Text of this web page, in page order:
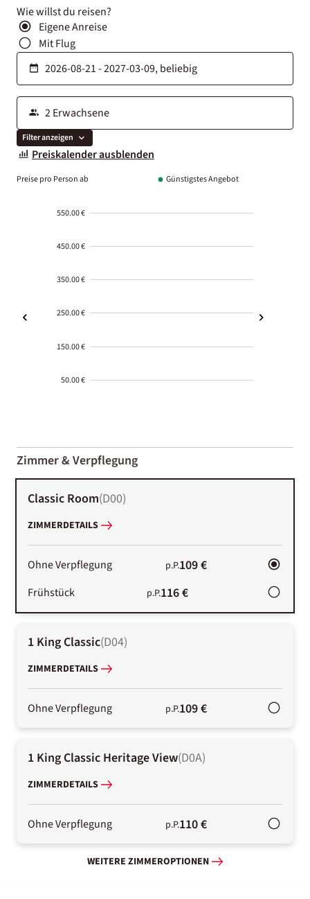
Wie willst du reisen?
Eigene Anreise
Mit Flug
Filter anzeigen
Preiskalender ausblenden
Preise pro Person ab Günstigstes Angebot
550.00 €
450.00 €
350.00 €
250.00 €
150.00 €
50.00 €
01-02
Zimmer & Verpflegung
Classic Room(D00)
ZIMMERDETAILS
Ohne Verpflegung p.P.109 €
Frühstück p.P.116 €
1 King Classic(D04)
ZIMMERDETAILS
Ohne Verpflegung p.P.109 €
1 King Classic Heritage View(D0A)
ZIMMERDETAILS
Ohne Verpflegung p.P.110 €
WEITERE ZIMMEROPTIONEN